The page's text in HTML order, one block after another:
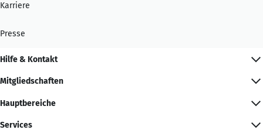
Karriere
Presse
Hilfe & Kontakt
Mitgliedschaften
Hauptbereiche
Services